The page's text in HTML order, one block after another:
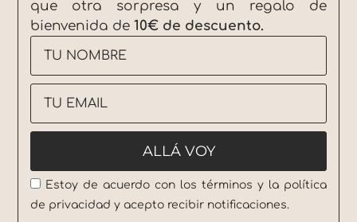
que otra sorpresa y un regalo de
bienvenida de10€ de descuento.
Estoy de acuerdo con los términos y la política
de privacidad y acepto recibir notificaciones.